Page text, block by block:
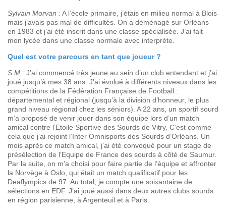
Sylvain Morvan :A l’école primaire, j’étais en milieu normal à Blois
mais j’avais pas mal de difficultés. On a déménagé sur Orléans
en 1983 et j’ai été inscrit dans une classe spécialisée. J’ai fait
mon lycée dans une classe normale avec interprète.
Quel est votre parcours en tant que joueur ?
S.M : J’ai commencé très jeune au sein d’un club entendant et j’ai
joué jusqu’à mes 38 ans. J’ai évolué à différents niveaux dans les
compétitions de la Fédération Française de Football :
départemental et régional (jusqu’à la division d’honneur, le plus
grand niveau régional chez les séniors). A 22 ans, un sportif sourd
m’a proposé de venir jouer dans son équipe lors d’un match
amical contre l’Etoile Sportive des Sourds de Vitry. C’est comme
cela que j’ai rejoint l’Inter Omnisports des Sourds d’Orléans. Un
mois après ce match amical, j’ai été convoqué pour un stage de
présélection de l’Equipe de France des sourds à côté de Saumur.
Par la suite, on m’a choisi pour faire partie de l’équipe et affronter
la Norvège à Oslo, qui était un match qualificatif pour les
Deaflympics de 97. Au total, je compte une soixantaine de
sélections en EDF. J’ai joué aussi dans deux autres clubs sourds
en région parisienne, à Argenteuil et à Paris.